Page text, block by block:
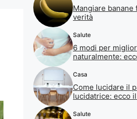
Mangiare banane
verità
Salute
6 modi per
naturalmente:
Casa
Come lucidare il
lucidatrice: ecco
Salute